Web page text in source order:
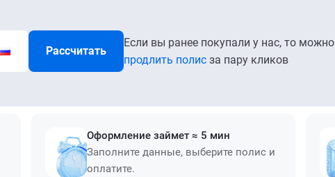
Рассчитать
Если вы ранее покупали у нас, то можно
продлить полис за пару кликов
Оформление займет ≈ 5 мин
Заполните данные, выберите полис и
оплатите.